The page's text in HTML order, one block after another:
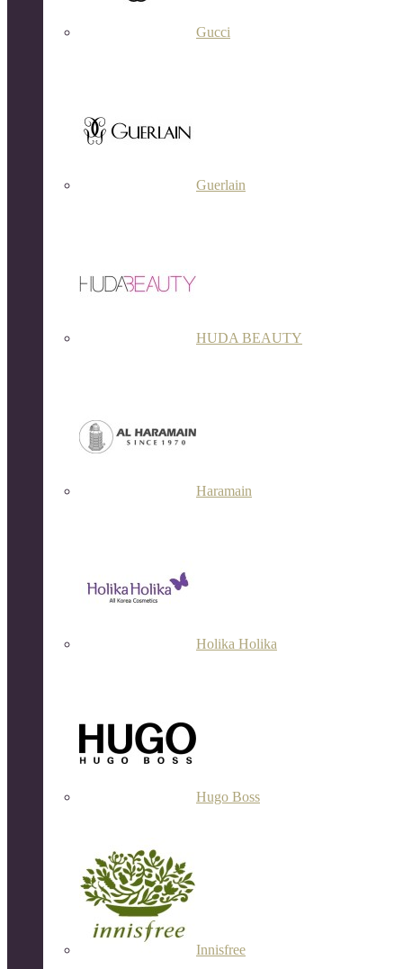
Gucci
Guerlain
HUDA BEAUTY
Haramain
Holika Holika
Hugo Boss
Innisfree